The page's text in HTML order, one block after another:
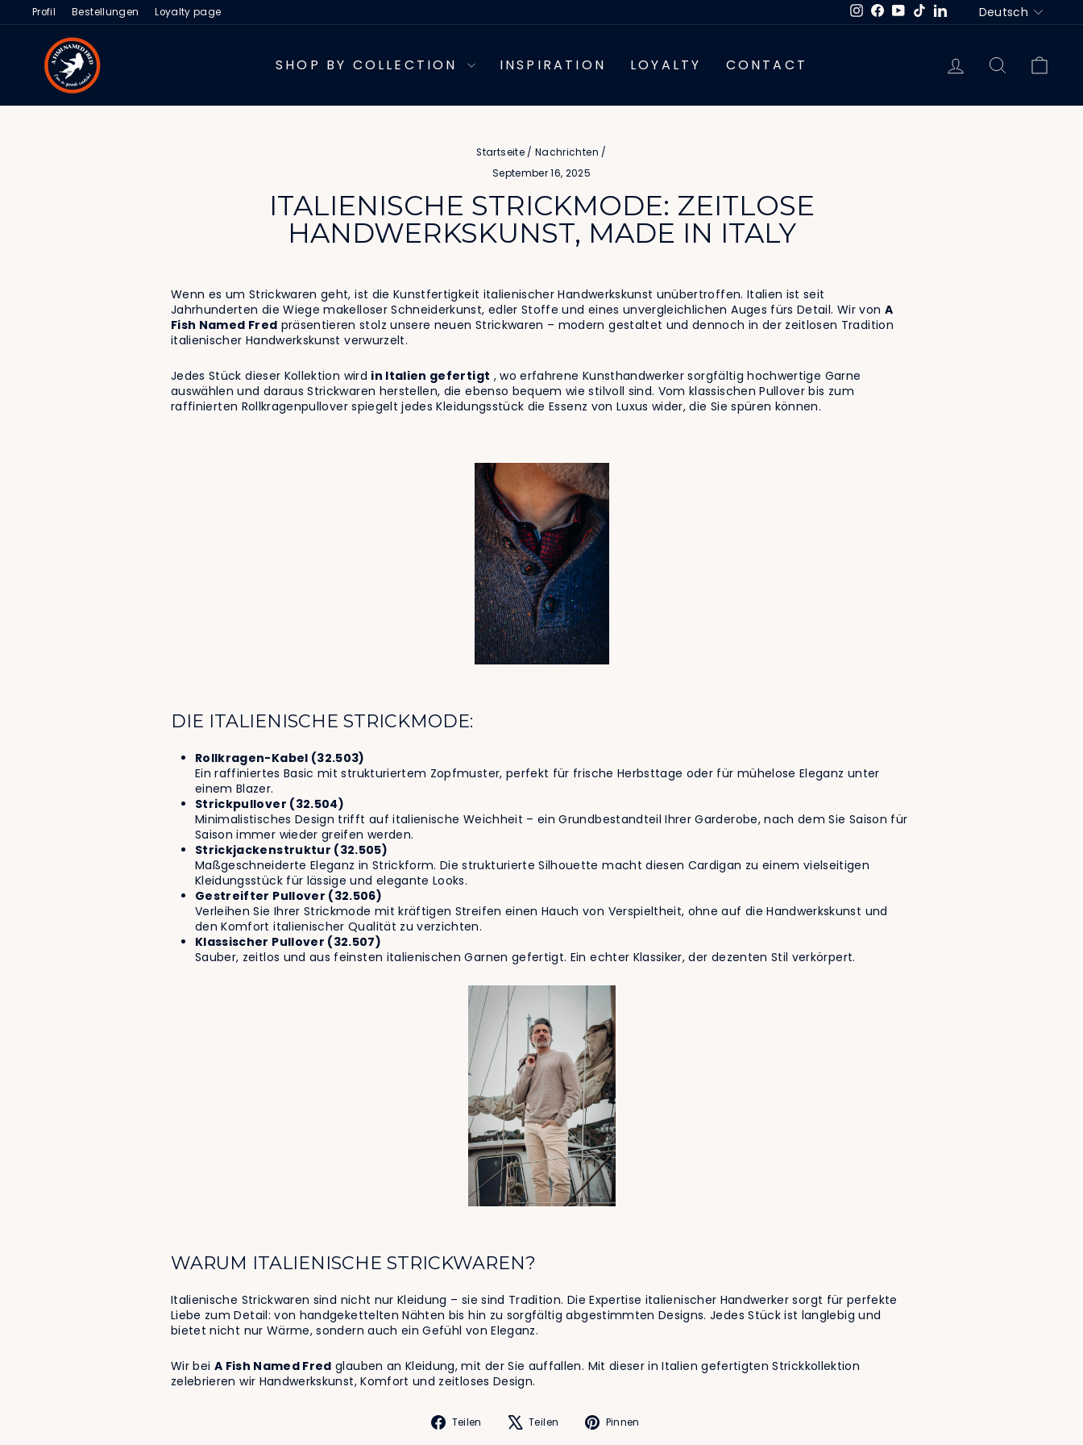
Direkt
zum
Profil Bestellungen Loyalty page Instagram
FacebookYouTube
TikTokLinkedInDeutsch
SHOP BY COLLECTION INSPIRATION LOYALTY CONTACT EINLOGGEN
SUCHE
Startseite / Nachrichten /
September 16, 2025
ITALIENISCHE STRICKMODE: ZEITLOSE
HANDWERKSKUNST, MADE IN ITALY
Wenn es um Strickwaren geht, ist die Kunstfertigkeit italienischer Handwerkskunst unübertroffen. Italien ist seit
Jahrhunderten die Wiege makelloser Schneiderkunst, edler Stoffe und eines unvergleichlichen Auges fürs Detail. Wir von A
Fish Named Fred präsentieren stolz unsere neuen Strickwaren – modern gestaltet und dennoch in der zeitlosen Tradition
italienischer Handwerkskunst verwurzelt.
Jedes Stück dieser Kollektion wird in Italien gefertigt , wo erfahrene Kunsthandwerker sorgfältig hochwertige Garne
auswählen und daraus Strickwaren herstellen, die ebenso bequem wie stilvoll sind. Vom klassischen Pullover bis zum
raffinierten Rollkragenpullover spiegelt jedes Kleidungsstück die Essenz von Luxus wider, die Sie spüren können.
DIE ITALIENISCHE STRICKMODE:
Rollkragen-Kabel (32.503)
Ein raffiniertes Basic mit strukturiertem Zopfmuster, perfekt für frische Herbsttage oder für mühelose Eleganz unter
einem Blazer.
Strickpullover (32.504)
Minimalistisches Design trifft auf italienische Weichheit – ein Grundbestandteil Ihrer Garderobe, nach dem Sie Saison für
Saison immer wieder greifen werden.
Strickjackenstruktur (32.505)
Maßgeschneiderte Eleganz in Strickform. Die strukturierte Silhouette macht diesen Cardigan zu einem vielseitigen
Kleidungsstück für lässige und elegante Looks.
Gestreifter Pullover (32.506)
Verleihen Sie Ihrer Strickmode mit kräftigen Streifen einen Hauch von Verspieltheit, ohne auf die Handwerkskunst und
den Komfort italienischer Qualität zu verzichten.
Klassischer Pullover (32.507)
Sauber, zeitlos und aus feinsten italienischen Garnen gefertigt. Ein echter Klassiker, der dezenten Stil verkörpert.
WARUM ITALIENISCHE STRICKWAREN?
Italienische Strickwaren sind nicht nur Kleidung – sie sind Tradition. Die Expertise italienischer Handwerker sorgt für perfekte
Liebe zum Detail: von handgekettelten Nähten bis hin zu sorgfältig abgestimmten Designs. Jedes Stück ist langlebig und
bietet nicht nur Wärme, sondern auch ein Gefühl von Eleganz.
Wir bei A Fish Named Fred glauben an Kleidung, mit der Sie auffallen. Mit dieser in Italien gefertigten Strickkollektion
zelebrieren wir Handwerkskunst, Komfort und zeitloses Design.
Teilen
Auf
Teilen
Auf
Pinnen